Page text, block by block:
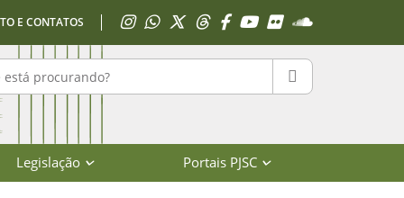
E CONTATOS Acessar Instagram
Acessar WhatsApp
Acessar XAcessar Threads
Acessar Facebook
Acessar YouTube
Acessar Flickr
Acessar
no portal PESQUISAR
Legislação Portais PJSC